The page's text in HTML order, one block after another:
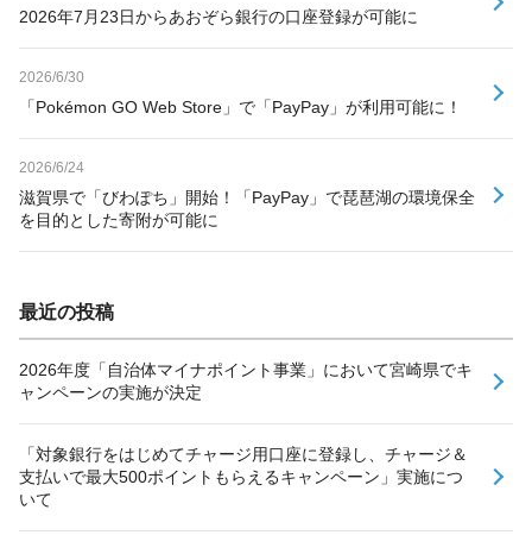
2026年7月23日からあおぞら銀行の口座登録が可能に
2026/6/30
「Pokémon GO Web Store」で「PayPay」が利用可能に！
2026/6/24
滋賀県で「びわぽち」開始！「PayPay」で琵琶湖の環境保全
を目的とした寄附が可能に
最近の投稿
2026年度「自治体マイナポイント事業」において宮崎県でキ
ャンペーンの実施が決定
「対象銀行をはじめてチャージ用口座に登録し、チャージ＆
支払いで最大500ポイントもらえるキャンペーン」実施につ
いて